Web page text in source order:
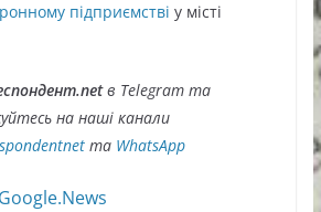
підприємстві у місті
в Telegram та
на наші канали
та WhatsApp